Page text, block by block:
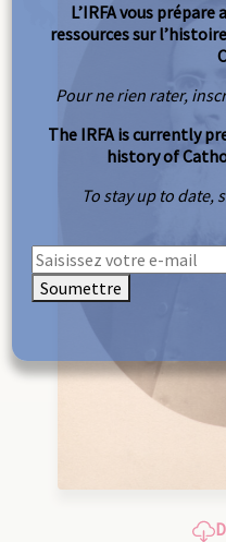
L’IRFA vous
ressources sur
Pour ne rien rater,
The IRFA is currently
history of
To stay up to date,
Soumettre